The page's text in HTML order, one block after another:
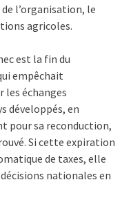
l’organisation, le
agricoles.
est la fin du
empêchait
les échanges
développés, en
pour sa reconduction,
Si cette expiration
de taxes, elle
nationales en